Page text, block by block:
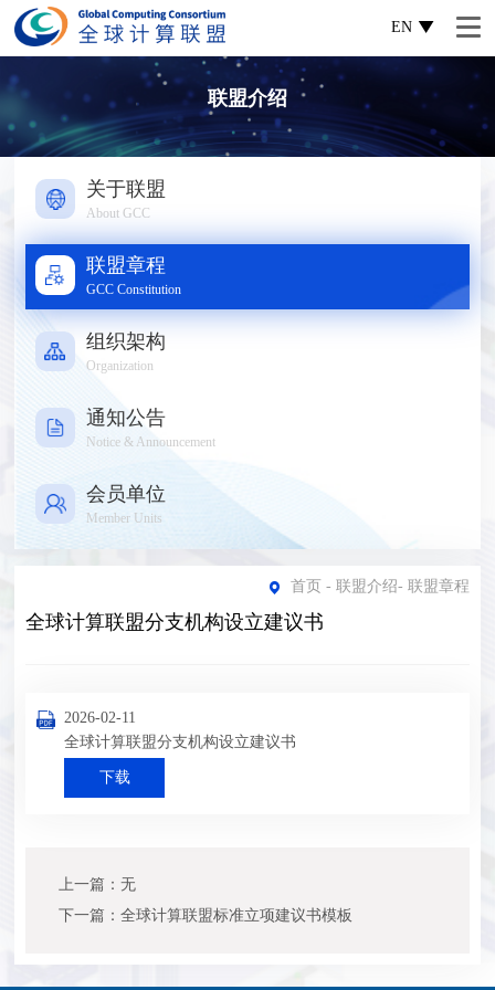
EN
联盟介绍
关于联盟
About GCC
联盟章程
GCC Constitution
组织架构
Organization
通知公告
Notice & Announcement
会员单位
Member Units
首页 - 联盟介绍- 联盟章程
全球计算联盟分支机构设立建议书
2026-02-11
全球计算联盟分支机构设立建议书
下载
上一篇：无
下一篇：全球计算联盟标准立项建议书模板